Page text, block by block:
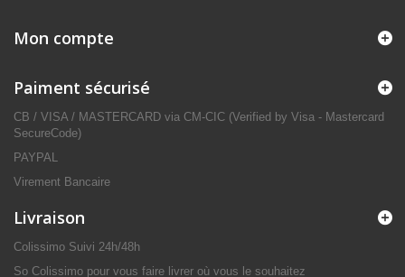
Mon compte
Paiment sécurisé
CB / VISA / MASTERCARD via CM-CIC (Verified by Visa - Mastercard
SecureCode)
PAYPAL
Virement Bancaire
Livraison
Colissimo Suivi 24h/48h
So Colissimo pour vous faire livrer où vous le souhaitez